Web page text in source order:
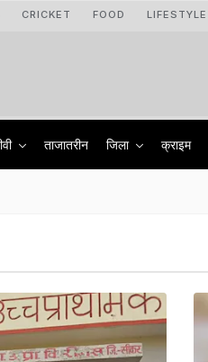
CRICKET FOOD LIFESTYLE
ताजातरीन जिला क्राइम